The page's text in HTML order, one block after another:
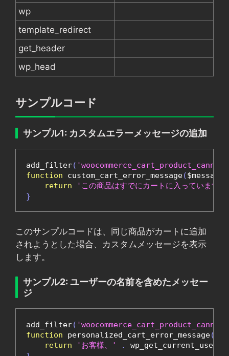
wp
template_redirect
get_header
wp_head
サンプルコード
サンプル1: カスタムエラーメッセージの追加
add_filter(
function custom_cart_error_message($message
return
'この商品はすでにカートに入っています
}
このサンプルコードは、同じ商品がカートに追加
されようとした場合、カスタムメッセージを表示
します。
サンプル2: ユーザーの名前を含めたメッセー
ジ
add_filter(
function personalized_cart_error_message(
return
'お客様、' . wp_get_current_user